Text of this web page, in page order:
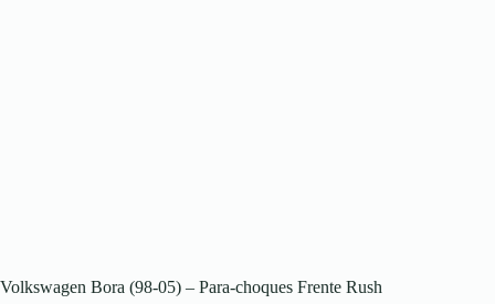
Volkswagen Bora (98-05) – Para-choques Frente Rush